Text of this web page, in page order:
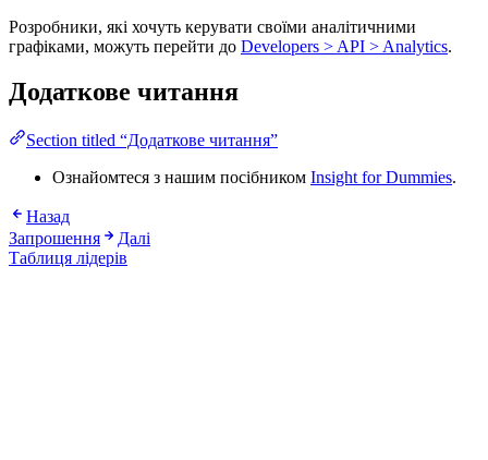
Розробники, які хочуть керувати своїми аналітичними
графіками, можуть перейти до Developers > API > Analytics.
Додаткове читання
Section titled “Додаткове читання”
Ознайомтеся з нашим посібником Insight for Dummies.
Назад
Запрошення
Далі
Таблиця лідерів